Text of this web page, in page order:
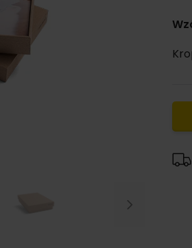
Next